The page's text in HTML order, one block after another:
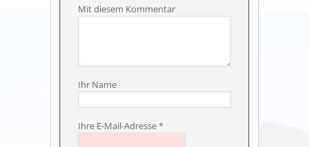
Mit diesem Kommentar
Ihr Name
Ihre E-Mail-Adresse*